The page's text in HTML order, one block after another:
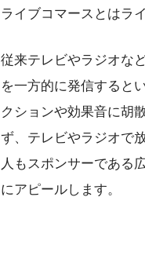
ライブコマースとはラ
従来テレビやラジオな
を一方的に発信すると
クションや効果音に胡
ず、テレビやラジオで
人もスポンサーである
にアピールします。